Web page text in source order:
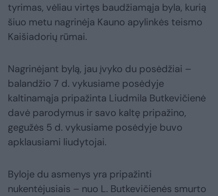
tyrimas, vėliau virtęs baudžiamąja byla, kurią
šiuo metu nagrinėja Kauno apylinkės teismo
Kaišiadorių rūmai.
Nagrinėjant bylą, jau įvyko du posėdžiai –
balandžio 7 d. vykusiame posėdyje
kaltinamąja pripažinta Liudmila Butkevičienė
davė parodymus ir savo kaltę pripažino,
gegužės 5 d. vykusiame posėdyje buvo
apklausiami liudytojai.
Byloje du asmenys yra pripažinti
nukentėjusiais – nuo L. Butkevičienės smurto